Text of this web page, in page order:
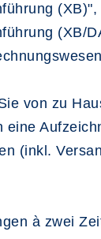
(XB)",
(XB/
von zu
(inkl.
à zwei